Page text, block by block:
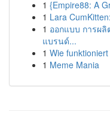
1 {Empire88: A
1 Lara
1 ออกแบบ การผ
แบรนด์...
1 Wie
1 Meme Mania